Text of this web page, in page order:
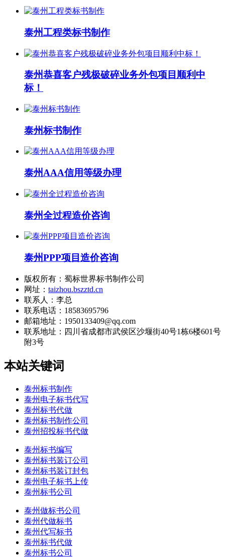
泰州工程类标书制作
泰州恭喜客户残极破碎业务外包项目顺利中
标！
泰州标书制作
泰州AAA信用等级办理
泰州全过程造价咨询
泰州PPP项目造价咨询
版权所有：蜀标世界标书制作公司
网址： taizhou.bszztd.cn
联系人：李总
联系电话：18583695796
邮箱地址：1950133409@qq.com
联系地址： 四川省成都市武侯区沙堰街40号1栋6楼601号
附3号
本站关键词
泰州标书制作
泰州电子标书代写
泰州标书代做
泰州标书制作公司
泰州招投标书代做
泰州标书编写
泰州标书装订公司
泰州标书装订封包
泰州电子标书上传
泰州标书公司
泰州做标书公司
泰州代做标书
泰州代写标书
泰州标书代做
泰州标书公司